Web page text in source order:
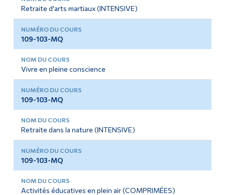
Retraite d'arts martiaux (INTENSIVE)
109-103-MQ
Vivre en pleine conscience
109-103-MQ
Retraite dans la nature (INTENSIVE)
109-103-MQ
Activités éducatives en plein air (COMPRIMÉES)